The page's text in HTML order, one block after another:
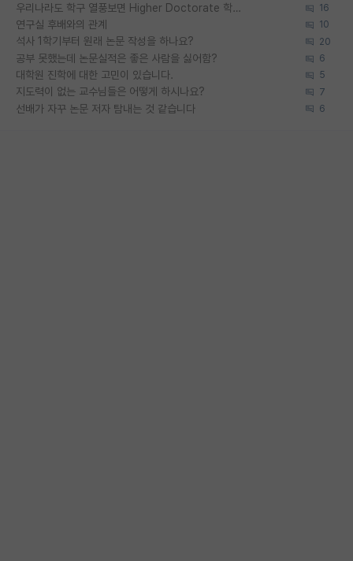
우리나라도 학구 열풍보면 Higher Doctorate 학위가 필요하다고 봅니다. 16
연구실 후배와의 관계 10
석사 1학기부터 원래 논문 작성을 하나요? 20
공부 못했는데 논문실적은 좋은 사람을 싫어함? 6
대학원 진학에 대한 고민이 있습니다. 5
지도력이 없는 교수님들은 어떻게 하시나요? 7
선배가 자꾸 논문 저자 탐내는 것 같습니다 6